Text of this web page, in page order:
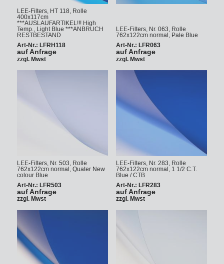
LEE-Filters, HT 118, Rolle
400x117cm
***AUSLAUFARTIKEL!!! High
Temp., Light Blue ***ANBRUCH
RESTBESTAND
Art-Nr.: LFRH118
auf Anfrage
zzgl. Mwst
LEE-Filters, Nr. 063, Rolle
762x122cm normal, Pale Blue
Art-Nr.: LFR063
auf Anfrage
zzgl. Mwst
LEE-Filters, Nr. 503, Rolle
762x122cm normal, Quater New
colour Blue
Art-Nr.: LFR503
auf Anfrage
zzgl. Mwst
LEE-Filters, Nr. 283, Rolle
762x122cm normal, 1 1/2 C.T.
Blue / CTB
Art-Nr.: LFR283
auf Anfrage
zzgl. Mwst